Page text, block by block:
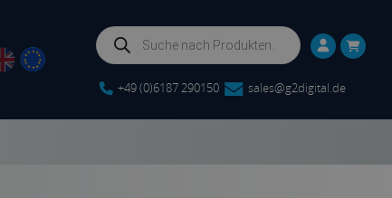
Products
search
+49 (0)6187 290150 sales@g2digital.de